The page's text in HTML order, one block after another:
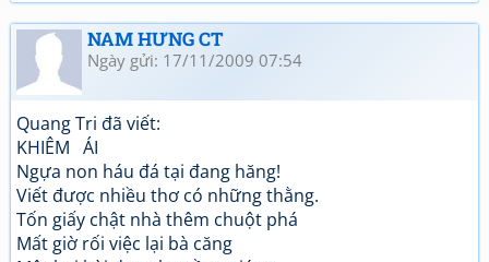
NAM HƯNG CT
Ngày gửi: 17/11/2009 07:54
Quang Tri đã viết:
KHIÊM ÁI
Ngựa non háu đá tại đang hăng!
Viết được nhiều thơ có những thằng.
Tốn giấy chật nhà thêm chuột phá
Mất giờ rối việc lại bà căng